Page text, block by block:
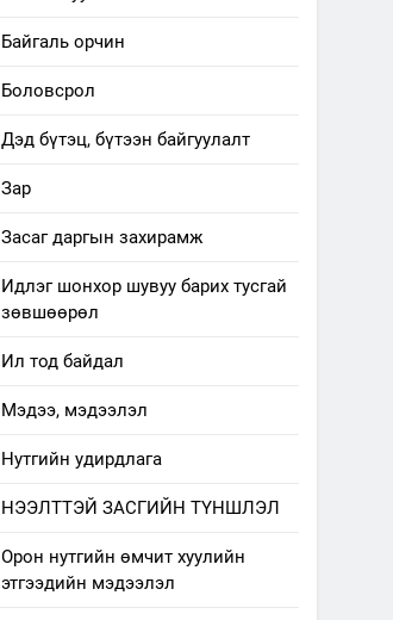
Байгаль орчин
Боловсрол
Дэд бүтэц, бүтээн байгуулалт
Зар
Засаг даргын захирамж
Идлэг шонхор шувуу барих тусгай
зөвшөөрөл
Ил тод байдал
Мэдээ, мэдээлэл
Нутгийн удирдлага
НЭЭЛТТЭЙ ЗАСГИЙН ТҮНШЛЭЛ
Орон нутгийн өмчит хуулийн
этгээдийн мэдээлэл